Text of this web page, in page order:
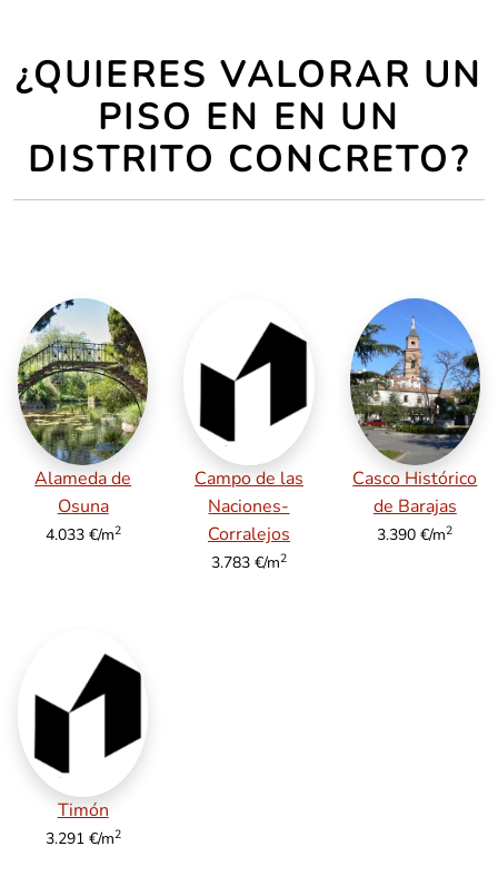
¿QUIERES VALORAR UN
PISO EN EN UN
DISTRITO CONCRETO?
Alameda de
Osuna
4.033 €/m2
Campo de las
Naciones-
Corralejos
3.783 €/m2
Casco Histórico
de Barajas
3.390 €/m2
Timón
3.291 €/m2